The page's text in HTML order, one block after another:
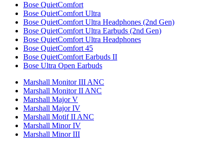
Bose QuietComfort
Bose QuietComfort Ultra
Bose QuietComfort Ultra Headphones (2nd Gen)
Bose QuietComfort Ultra Earbuds (2nd Gen)
Bose QuietComfort Ultra Headphones
Bose QuietComfort 45
Bose QuietComfort Earbuds II
Bose Ultra Open Earbuds
Marshall Monitor III ANC
Marshall Monitor II ANC
Marshall Major V
Marshall Major IV
Marshall Motif II ANC
Marshall Minor IV
Marshall Minor III